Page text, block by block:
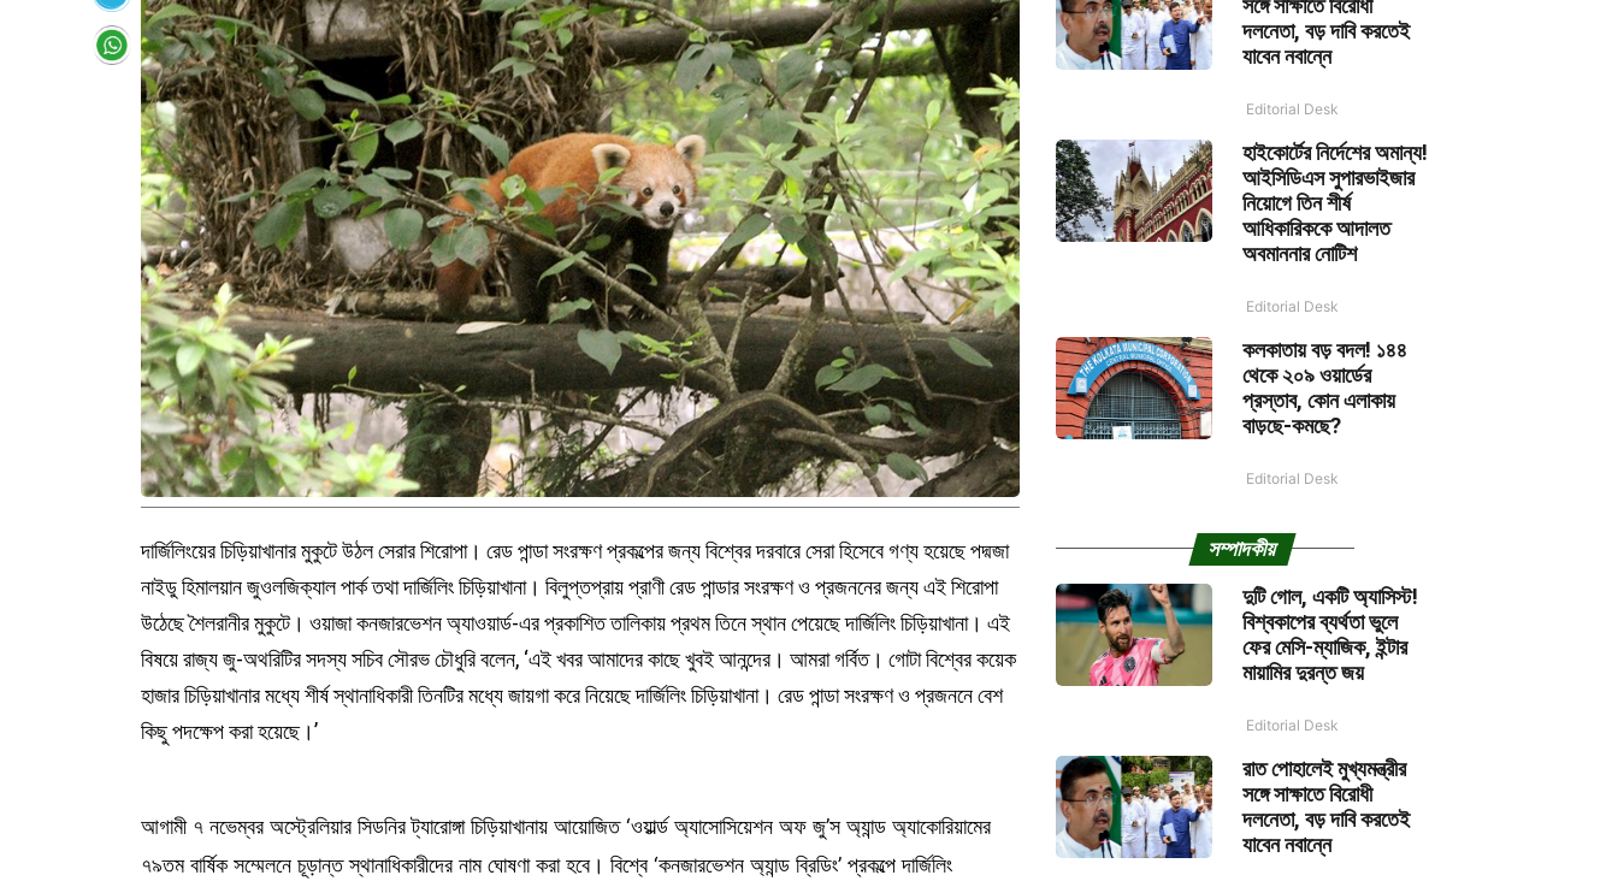
দার্জিলিংয়ের চিড়িয়াখানার মুকুটে উঠল সেরার শিরোপা। রেড পান্ডা সংরক্ষণ প্রকল্পের জন্য বিশ্বের দরবারে সেরা হিসেবে গণ্য হয়েছে পদ্মজা
নাইডু হিমালয়ান জুওলজিক্যাল পার্ক তথা দার্জিলিং চিড়িয়াখানা। বিলুপ্তপ্রায় প্রাণী রেড পান্ডার সংরক্ষণ ও প্রজননের জন্য এই শিরোপা
উঠেছে শৈলরানীর মুকুটে। ওয়াজা কনজারভেশন অ্যাওয়ার্ড-এর প্রকাশিত তালিকায় প্রথম তিনে স্থান পেয়েছে দার্জিলিং চিড়িয়াখানা। এই
বিষয়ে রাজ্য জু-অথরিটির সদস্য সচিব সৌরভ চৌধুরি বলেন, ‘এই খবর আমাদের কাছে খুবই আনন্দের। আমরা গর্বিত। গোটা বিশ্বের কয়েক
হাজার চিড়িয়াখানার মধ্যে শীর্ষ স্থানাধিকারী তিনটির মধ্যে জায়গা করে নিয়েছে দার্জিলিং চিড়িয়াখানা। রেড পান্ডা সংরক্ষণ ও প্রজননে বেশ
কিছু পদক্ষেপ করা হয়েছে।’
আগামী ৭ নভেম্বর অস্ট্রেলিয়ার সিডনির ট্যারোঙ্গা চিড়িয়াখানায় আয়োজিত ‘ওয়ার্ল্ড অ্যাসোসিয়েশন অফ জু’স অ্যান্ড অ্যাকোরিয়ামের
৭৯তম বার্ষিক সম্মেলনে চূড়ান্ত স্থানাধিকারীদের নাম ঘোষণা করা হবে। বিশ্বে ‘কনজারভেশন অ্যান্ড ব্রিডিং’ প্রকল্পে দার্জিলিং
সঙ্গে সাক্ষাতে বিরোধী
দলনেতা, বড় দাবি করতেই
যাবেন নবান্নে
Editorial Desk
হাইকোর্টের নির্দেশের অমান্য!
আইসিডিএস সুপারভাইজার
নিয়োগে তিন শীর্ষ
আধিকারিককে আদালত
অবমাননার নোটিশ
Editorial Desk
কলকাতায় বড় বদল! ১৪৪
থেকে ২০৯ ওয়ার্ডের
প্রস্তাব, কোন এলাকায়
বাড়ছে-কমছে?
Editorial Desk
সম্পাদকীয়
দুটি গোল, একটি অ্যাসিস্ট!
বিশ্বকাপের ব্যর্থতা ভুলে
ফের মেসি-ম্যাজিক, ইন্টার
মায়ামির দুরন্ত জয়
Editorial Desk
রাত পোহালেই মুখ্যমন্ত্রীর
সঙ্গে সাক্ষাতে বিরোধী
দলনেতা, বড় দাবি করতেই
যাবেন নবান্নে